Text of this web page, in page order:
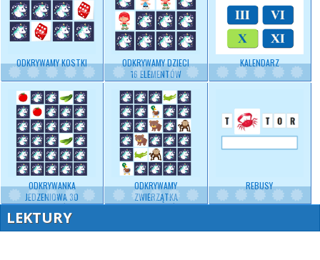
ODKRYWAMY KOSTKI
ODKRYWAMY DZIECI
16 ELEMENTÓW
KALENDARZ
ODKRYWANKA
JEDZENIOWA 30
ELEMENTÓW
ODKRYWAMY
ZWIERZĄTKA
30 ELEMENTÓW
REBUSY
LEKTURY